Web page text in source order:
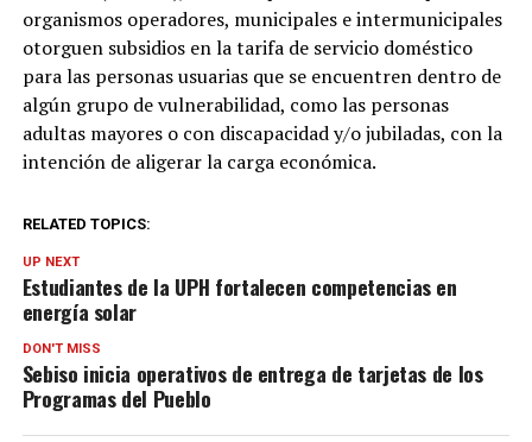
organismos operadores, municipales e intermunicipales
otorguen subsidios en la tarifa de servicio doméstico
para las personas usuarias que se encuentren dentro de
algún grupo de vulnerabilidad, como las personas
adultas mayores o con discapacidad y/o jubiladas, con la
intención de aligerar la carga económica.
RELATED TOPICS:
UP NEXT
Estudiantes de la UPH fortalecen competencias en
energía solar
DON'T MISS
Sebiso inicia operativos de entrega de tarjetas de los
Programas del Pueblo